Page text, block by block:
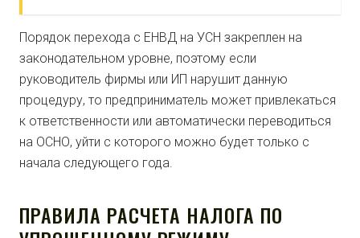
Порядок перехода с ЕНВД на УСН закреплен на
законодательном уровне, поэтому если
руководитель фирмы или ИП нарушит данную
процедуру, то предприниматель может привлекаться
к ответственности или автоматически переводиться
на ОСНО, уйти с которого можно будет только с
начала следующего года.
ПРАВИЛА РАСЧЕТА НАЛОГА ПО